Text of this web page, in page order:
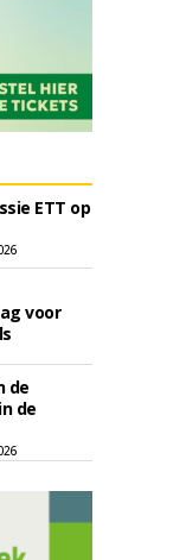
ETT op
voor
de
de